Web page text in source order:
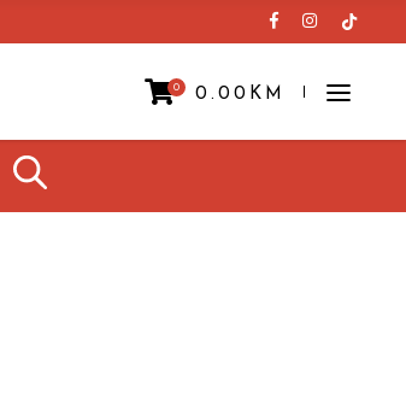
0 0.00 KM
korpa.